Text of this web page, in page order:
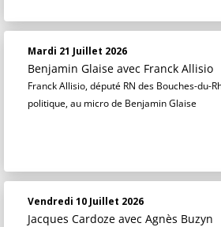
Mardi 21 Juillet 2026
Benjamin Glaise avec Franck Allisio
Franck Allisio, député RN des Bouches-du-
politique, au micro de Benjamin Glaise
Vendredi 10 Juillet 2026
Jacques Cardoze avec Agnès Buzyn